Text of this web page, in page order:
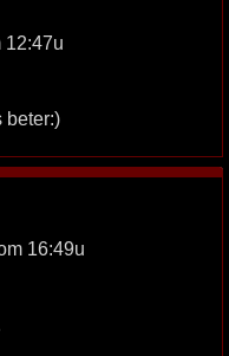
12:47u
beter:)
16:49u